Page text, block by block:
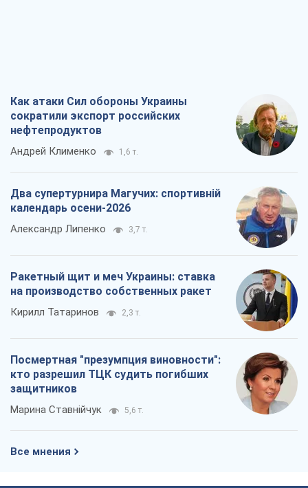
Как атаки Сил обороны Украины
сократили экспорт российских
нефтепродуктов
Андрей Клименко 1,6 т.
Два супертурнира Магучих: спортивній
календарь осени-2026
Александр Липенко 3,7 т.
Ракетный щит и меч Украины: ставка
на производство собственных ракет
Кирилл Татаринов 2,3 т.
Посмертная "презумпция виновности":
кто разрешил ТЦК судить погибших
защитников
Марина Ставнійчук 5,6 т.
Все мнения